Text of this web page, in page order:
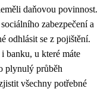
daňovou povinnost.
zabezpečení a
odhlásit se z pojištění.
banku, u které máte
plynulý průběh
všechny potřebné